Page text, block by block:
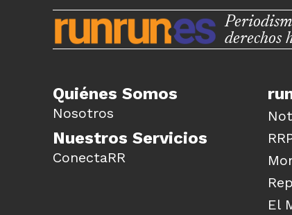
derechos
Quiénes Somos
Nosotros
Nuestros Servicios
ConectaRR
El